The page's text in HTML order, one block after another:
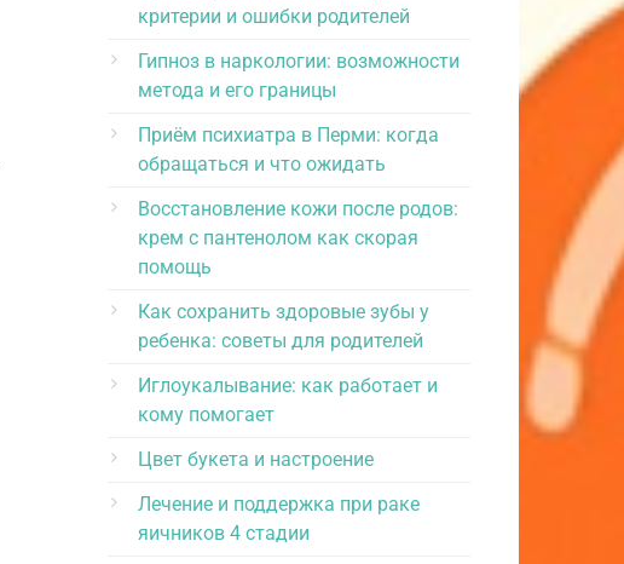
критерии и ошибки родителей
Гипноз в наркологии: возможности
метода и его границы
Приём психиатра в Перми: когда
обращаться и что ожидать
Восстановление кожи после родов:
крем с пантенолом как скорая
помощь
Как сохранить здоровые зубы у
ребенка: советы для родителей
Иглоукалывание: как работает и
кому помогает
Цвет букета и настроение
Лечение и поддержка при раке
яичников 4 стадии